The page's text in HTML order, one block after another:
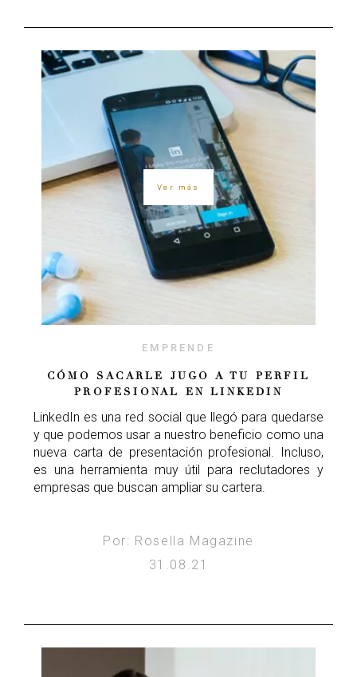
Ver más
EMPRENDE
CÓMO SACARLE JUGO A TU PERFIL
PROFESIONAL EN LINKEDIN
LinkedIn es una red social que llegó para quedarse
y que podemos usar a nuestro beneficio como una
nueva carta de presentación profesional. Incluso,
es una herramienta muy útil para reclutadores y
empresas que buscan ampliar su cartera.
Por: Rosella Magazine
31.08.21